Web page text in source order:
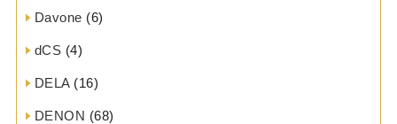
Davone (6)
dCS (4)
DELA(16)
DENON (68)